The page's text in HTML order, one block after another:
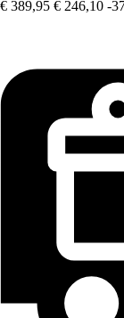
€ 389,95 € 246,10 -